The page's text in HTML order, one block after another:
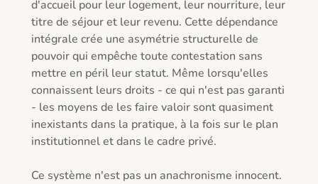
d'accueil pour leur logement, leur nourriture, leur
titre de séjour et leur revenu. Cette dépendance
intégrale crée une asymétrie structurelle de
pouvoir qui empêche toute contestation sans
mettre en péril leur statut. Même lorsqu'elles
connaissent leurs droits - ce qui n'est pas garanti
- les moyens de les faire valoir sont quasiment
inexistants dans la pratique, à la fois sur le plan
institutionnel et dans le cadre privé.
Ce système n'est pas un anachronisme innocent.